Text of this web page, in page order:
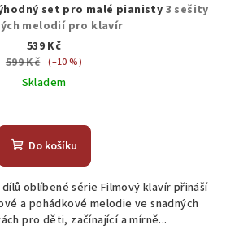
set pro malé pianisty 3 sešity
melodií pro klavír
539 Kč
599 Kč (–10 %)
Skladem
Do košíku
oblíbené série Filmový klavír přináší
a pohádkové melodie ve snadných
pro děti, začínající a mírně...